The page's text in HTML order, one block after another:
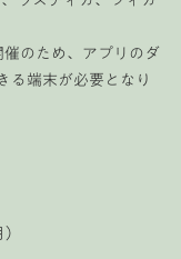
催のため、アプリのダ
る端末が必要となり